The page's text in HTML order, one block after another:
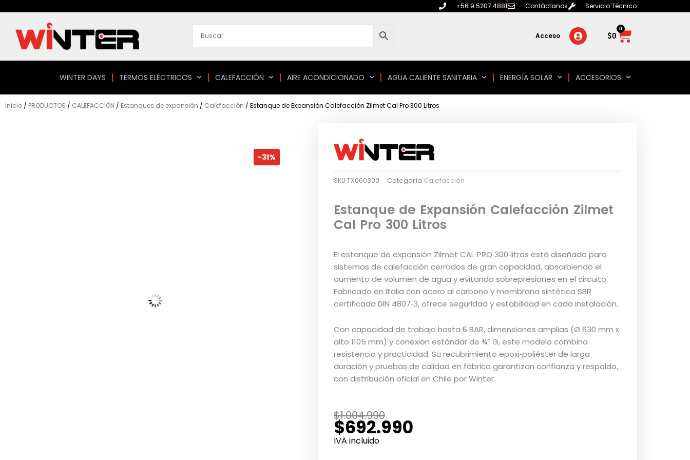
contenido
+56 9 5207 4881 Contáctanos Servicio Técnico
Acceso $0
0
Carrito
WINTER DAYS TERMOS ELÉCTRICOS CALEFACCIÓN AIRE ACONDICIONADO AGUA CALIENTE SANITARIA ENERGÍA SOLAR ACCESORIOS
Inicio / PRODUCTOS / CALEFACCIÓN / Estanques de expansión / Calefacción / Estanque de Expansión Calefacción Zilmet Cal Pro 300 Litros
-31%
SKU TX060300 Categoría Calefacción
Estanque de Expansión Calefacción Zilmet
Cal Pro 300 Litros
El estanque de expansión Zilmet CAL‑PRO 300 litros está diseñado para
sistemas de calefacción cerrados de gran capacidad, absorbiendo el
aumento de volumen de agua y evitando sobrepresiones en el circuito.
Fabricado en Italia con acero al carbono y membrana sintética SBR
certificada DIN 4807‑3, ofrece seguridad y estabilidad en cada instalación.
Con capacidad de trabajo hasta 6 BAR, dimensiones amplias (Ø 630 mm x
alto 1105 mm) y conexión estándar de ¾” G, este modelo combina
resistencia y practicidad. Su recubrimiento epoxi‑poliéster de larga
duración y pruebas de calidad en fábrica garantizan confianza y respaldo,
con distribución oficial en Chile por Winter.
$1.004.990
El
precio
original
$692.990
El
precio
actual
IVA incluido